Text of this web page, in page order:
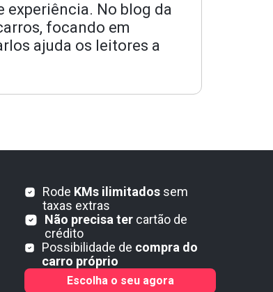
experiência. No blog da
focando em
ajuda os leitores a
Rode KMs ilimitados sem
taxas extras
Não precisa tercartão de
crédito
Possibilidade de compra do
carro próprio
Escolha o seu agora